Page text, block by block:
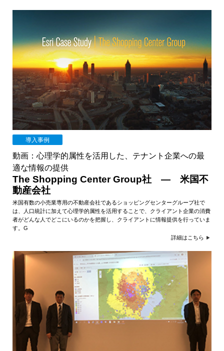
導入事例
動画：心理学的属性を活用した、テナント企業への最
適な情報の提供
The Shopping Center Group社 ― 米国不
動産会社
米国有数の小売業専用の不動産会社であるショッピングセンターグループ社で
は、人口統計に加えて心理学的属性を活用することで、クライアント企業の消費
者がどんな人でどこにいるのかを把握し、クライアントに情報提供を行っていま
す。G
詳細はこちら